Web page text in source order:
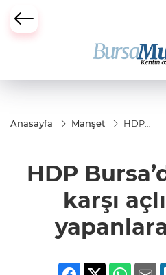
Büyükşehir Darbesi
Anasayfa Manşet
HDP
grevi
yapanlara
HDP
karşı